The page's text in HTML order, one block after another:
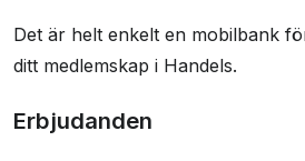
Det är helt enkelt en mobilbank
ditt medlemskap i Handels.
Erbjudanden